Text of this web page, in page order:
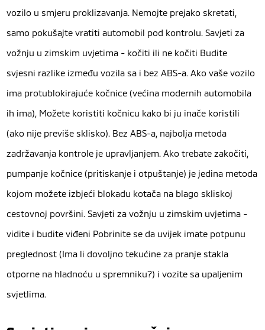
vozilo u smjeru proklizavanja. Nemojte prejako skretati,
samo pokušajte vratiti automobil pod kontrolu. Savjeti za
vožnju u zimskim uvjetima - kočiti ili ne kočiti Budite
svjesni razlike između vozila sa i bez ABS-a. Ako vaše vozilo
ima protublokirajuće kočnice (većina modernih automobila
ih ima), Možete koristiti kočnicu kako bi ju inače koristili
(ako nije previše sklisko). Bez ABS-a, najbolja metoda
zadržavanja kontrole je upravljanjem. Ako trebate zakočiti,
pumpanje kočnice (pritiskanje i otpuštanje) je jedina metoda
kojom možete izbjeći blokadu kotača na blago skliskoj
cestovnoj površini. Savjeti za vožnju u zimskim uvjetima -
vidite i budite viđeni Pobrinite se da uvijek imate potpunu
preglednost (Ima li dovoljno tekućine za pranje stakla
otporne na hladnoću u spremniku?) i vozite sa upaljenim
svjetlima.